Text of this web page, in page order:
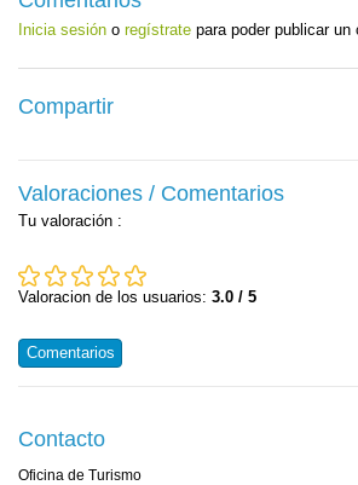
Inicia sesión o regístrate para poder publicar un
Compartir
Valoraciones / Comentarios
Tu valoración :
Valoracion de los usuarios: 3.0 / 5
Comentarios
Contacto
Oficina de Turismo